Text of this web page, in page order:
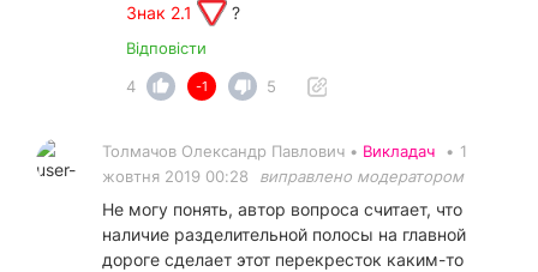
Знак 2.1
?
Відповісти
4
-1 5
Толмачов Олександр Павлович • Викладач • 1
жовтня 2019 00:28
виправлено модератором
Не могу понять, автор вопроса считает, что
наличие разделительной полосы на главной
дороге сделает этот перекресток каким-то